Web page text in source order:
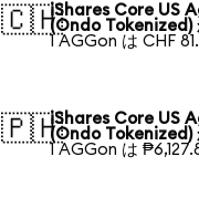
🇨🇭iShares Core US
(Ondo Tokenized)
1 AGGon は CHF
🇵🇭iShares Core US
(Ondo Tokenized)
1 AGGon は